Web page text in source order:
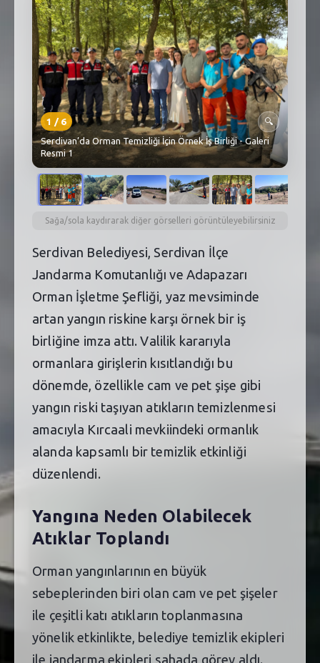
1 /6
🔍
Serdivan’da Orman Temizliği İçin Örnek İş Birliği - Galeri
Resmi 1
Sağa/sola kaydırarak diğer görselleri görüntüleyebilirsiniz
Serdivan Belediyesi, Serdivan İlçe
Jandarma Komutanlığı ve Adapazarı
Orman İşletme Şefliği, yaz mevsiminde
artan yangın riskine karşı örnek bir iş
birliğine imza attı. Valilik kararıyla
ormanlara girişlerin kısıtlandığı bu
dönemde, özellikle cam ve pet şişe gibi
yangın riski taşıyan atıkların temizlenmesi
amacıyla Kırcaali mevkiindeki ormanlık
alanda kapsamlı bir temizlik etkinliği
düzenlendi.
Yangına Neden Olabilecek
Atıklar Toplandı
Orman yangınlarının en büyük
sebeplerinden biri olan cam ve pet şişeler
ile çeşitli katı atıkların toplanmasına
yönelik etkinlikte, belediye temizlik ekipleri
ile jandarma ekipleri sahada görev aldı.
SEBİK
E NÖBETÇI ECZANELER
SABSIS - AFET
TRAFIKPARK
KÜREK
PARKLAR
PAZAR YERLERI
PLANETARYUM